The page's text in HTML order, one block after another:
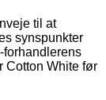
til at
synspunkter
forhandlerens
Cotton White før